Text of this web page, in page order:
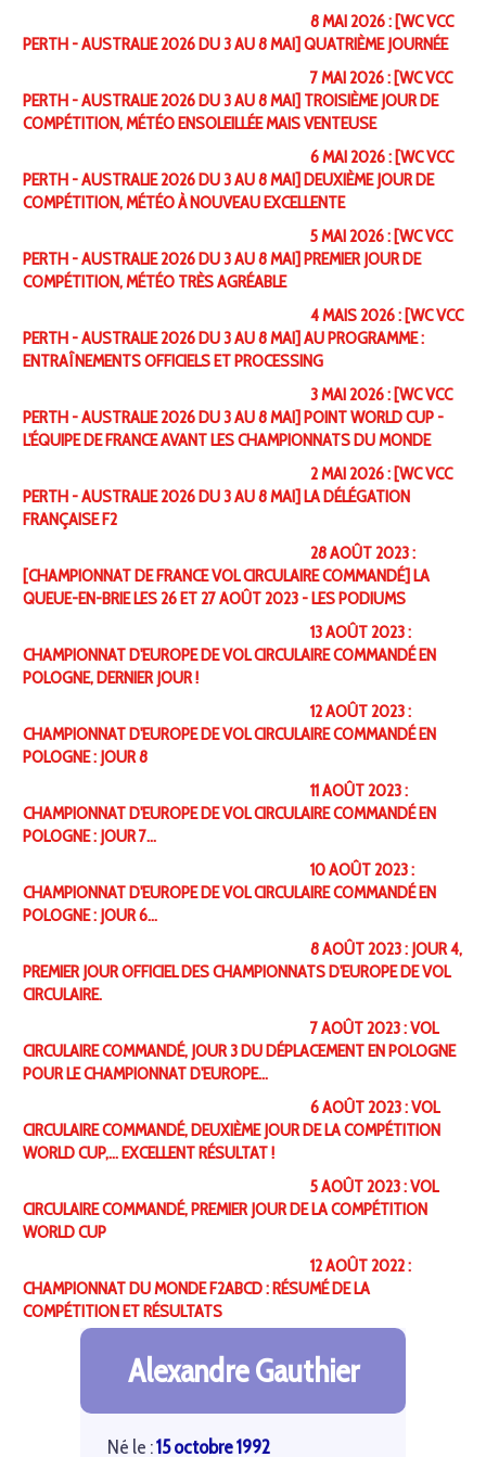
8 MAI 2026 : [WC VCC
PERTH - AUSTRALIE 2026 DU 3 AU 8 MAI] QUATRIÈME JOURNÉE
7 MAI 2026 : [WC VCC
PERTH - AUSTRALIE 2026 DU 3 AU 8 MAI] TROISIÈME JOUR DE
COMPÉTITION, MÉTÉO ENSOLEILLÉE MAIS VENTEUSE
6 MAI 2026 : [WC VCC
PERTH - AUSTRALIE 2026 DU 3 AU 8 MAI] DEUXIÈME JOUR DE
COMPÉTITION, MÉTÉO À NOUVEAU EXCELLENTE
5 MAI 2026 : [WC VCC
PERTH - AUSTRALIE 2026 DU 3 AU 8 MAI] PREMIER JOUR DE
COMPÉTITION, MÉTÉO TRÈS AGRÉABLE
4 MAIS 2026 : [WC VCC
PERTH - AUSTRALIE 2026 DU 3 AU 8 MAI] AU PROGRAMME :
ENTRAÎNEMENTS OFFICIELS ET PROCESSING
3 MAI 2026 : [WC VCC
PERTH - AUSTRALIE 2026 DU 3 AU 8 MAI] POINT WORLD CUP -
L'ÉQUIPE DE FRANCE AVANT LES CHAMPIONNATS DU MONDE
2 MAI 2026 : [WC VCC
PERTH - AUSTRALIE 2026 DU 3 AU 8 MAI] LA DÉLÉGATION
FRANÇAISE F2
28 AOÛT 2023 :
[CHAMPIONNAT DE FRANCE VOL CIRCULAIRE COMMANDÉ] LA
QUEUE-EN-BRIE LES 26 ET 27 AOÛT 2023 - LES PODIUMS
13 AOÛT 2023 :
CHAMPIONNAT D'EUROPE DE VOL CIRCULAIRE COMMANDÉ EN
POLOGNE, DERNIER JOUR !
12 AOÛT 2023 :
CHAMPIONNAT D'EUROPE DE VOL CIRCULAIRE COMMANDÉ EN
POLOGNE : JOUR 8
11 AOÛT 2023 :
CHAMPIONNAT D'EUROPE DE VOL CIRCULAIRE COMMANDÉ EN
POLOGNE : JOUR 7…
10 AOÛT 2023 :
CHAMPIONNAT D'EUROPE DE VOL CIRCULAIRE COMMANDÉ EN
POLOGNE : JOUR 6…
8 AOÛT 2023 : JOUR 4,
PREMIER JOUR OFFICIEL DES CHAMPIONNATS D'EUROPE DE VOL
CIRCULAIRE.
7 AOÛT 2023 : VOL
CIRCULAIRE COMMANDÉ, JOUR 3 DU DÉPLACEMENT EN POLOGNE
POUR LE CHAMPIONNAT D'EUROPE…
6 AOÛT 2023 : VOL
CIRCULAIRE COMMANDÉ, DEUXIÈME JOUR DE LA COMPÉTITION
WORLD CUP,… EXCELLENT RÉSULTAT !
5 AOÛT 2023 : VOL
CIRCULAIRE COMMANDÉ, PREMIER JOUR DE LA COMPÉTITION
WORLD CUP
12 AOÛT 2022 :
CHAMPIONNAT DU MONDE F2ABCD : RÉSUMÉ DE LA
COMPÉTITION ET RÉSULTATS
Alexandre Gauthier
Né le :15 octobre 1992